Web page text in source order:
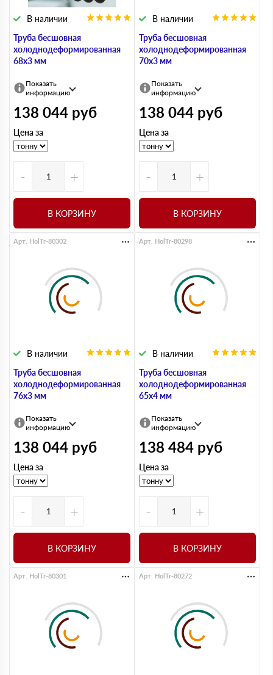
Труба бесшовная
холоднодеформированная
68х3 мм
В наличии
Показать
информацию
138 044 руб
Цена за
- +
В КОРЗИНУ
Труба бесшовная
холоднодеформированная
70х3 мм
В наличии
Показать
информацию
138 044 руб
Цена за
- +
В КОРЗИНУ
Труба бесшовная
холоднодеформированная
76х3 мм
В наличии
Арт. HolTr-80302
Показать
информацию
138 044 руб
Цена за
- +
В КОРЗИНУ
Труба бесшовная
холоднодеформированная
65х4 мм
В наличии
Арт. HolTr-80298
Показать
информацию
138 484 руб
Цена за
- +
В КОРЗИНУ
Арт. HolTr-80301 Арт. HolTr-80272